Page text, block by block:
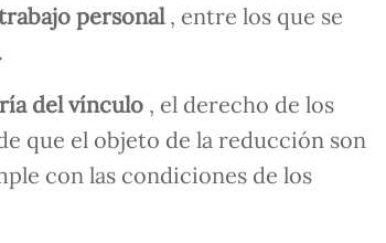
personal , entre los que se
del vínculo , el derecho de los
que el objeto de la reducción son
con las condiciones de los